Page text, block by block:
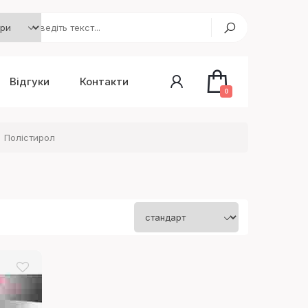
Відгуки Контакти
0
Полістирол